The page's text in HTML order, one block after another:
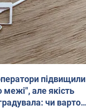
підвищили
але якість
чи варто